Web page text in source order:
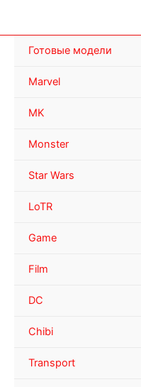
Готовые модели
Marvel
MK
Monster
Star Wars
LoTR
Game
Film
DC
Chibi
Transport